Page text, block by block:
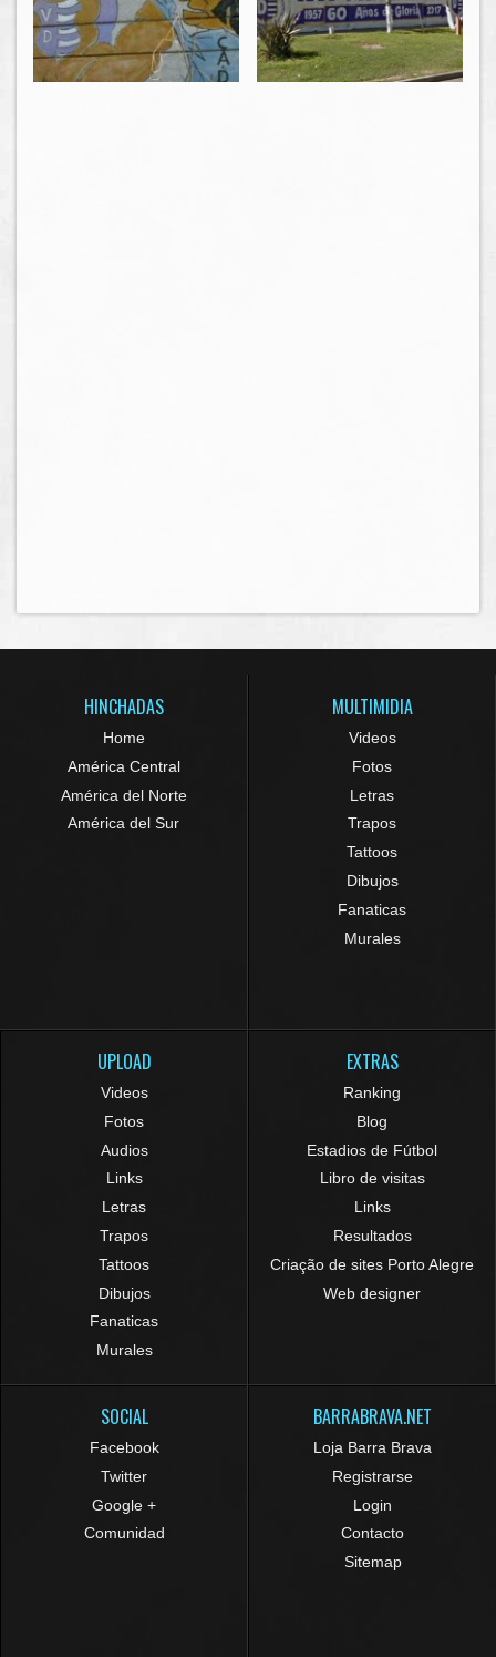
HINCHADAS
Home
América Central
América del Norte
América del Sur
MULTIMIDIA
Videos
Fotos
Letras
Trapos
Tattoos
Dibujos
Fanaticas
Murales
UPLOAD
Videos
Fotos
Audios
Links
Letras
Trapos
Tattoos
Dibujos
Fanaticas
Murales
EXTRAS
Ranking
Blog
Estadios de Fútbol
Libro de visitas
Links
Resultados
Criação de sites Porto Alegre
Web designer
SOCIAL
Facebook
Twitter
Google +
Comunidad
BARRABRAVA.NET
Loja Barra Brava
Registrarse
Login
Contacto
Sitemap